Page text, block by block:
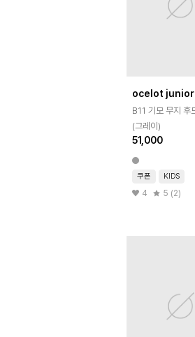
ocelot junior
B11 기모 무지 후드티
(그레이)
51,000
쿠폰 KIDS
4 5 (2)